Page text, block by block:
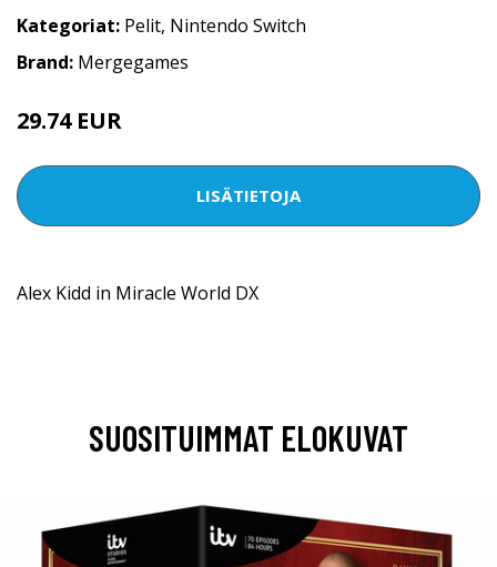
Kategoriat: Pelit, Nintendo Switch
Brand: Mergegames
29.74 EUR
LISÄTIETOJA
Alex Kidd in Miracle World DX
SUOSITUIMMAT ELOKUVAT